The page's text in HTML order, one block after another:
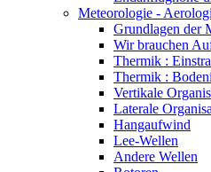
Meteorologie -
Grundlagen der
Wir brauchen
Thermik :
Thermik :
Vertikale
Laterale
Hangaufwind
Lee-Wellen
Andere Wellen